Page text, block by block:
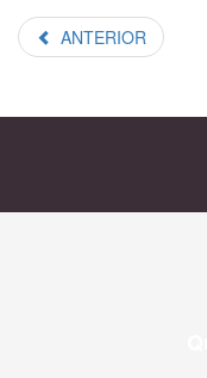
ANTERIOR